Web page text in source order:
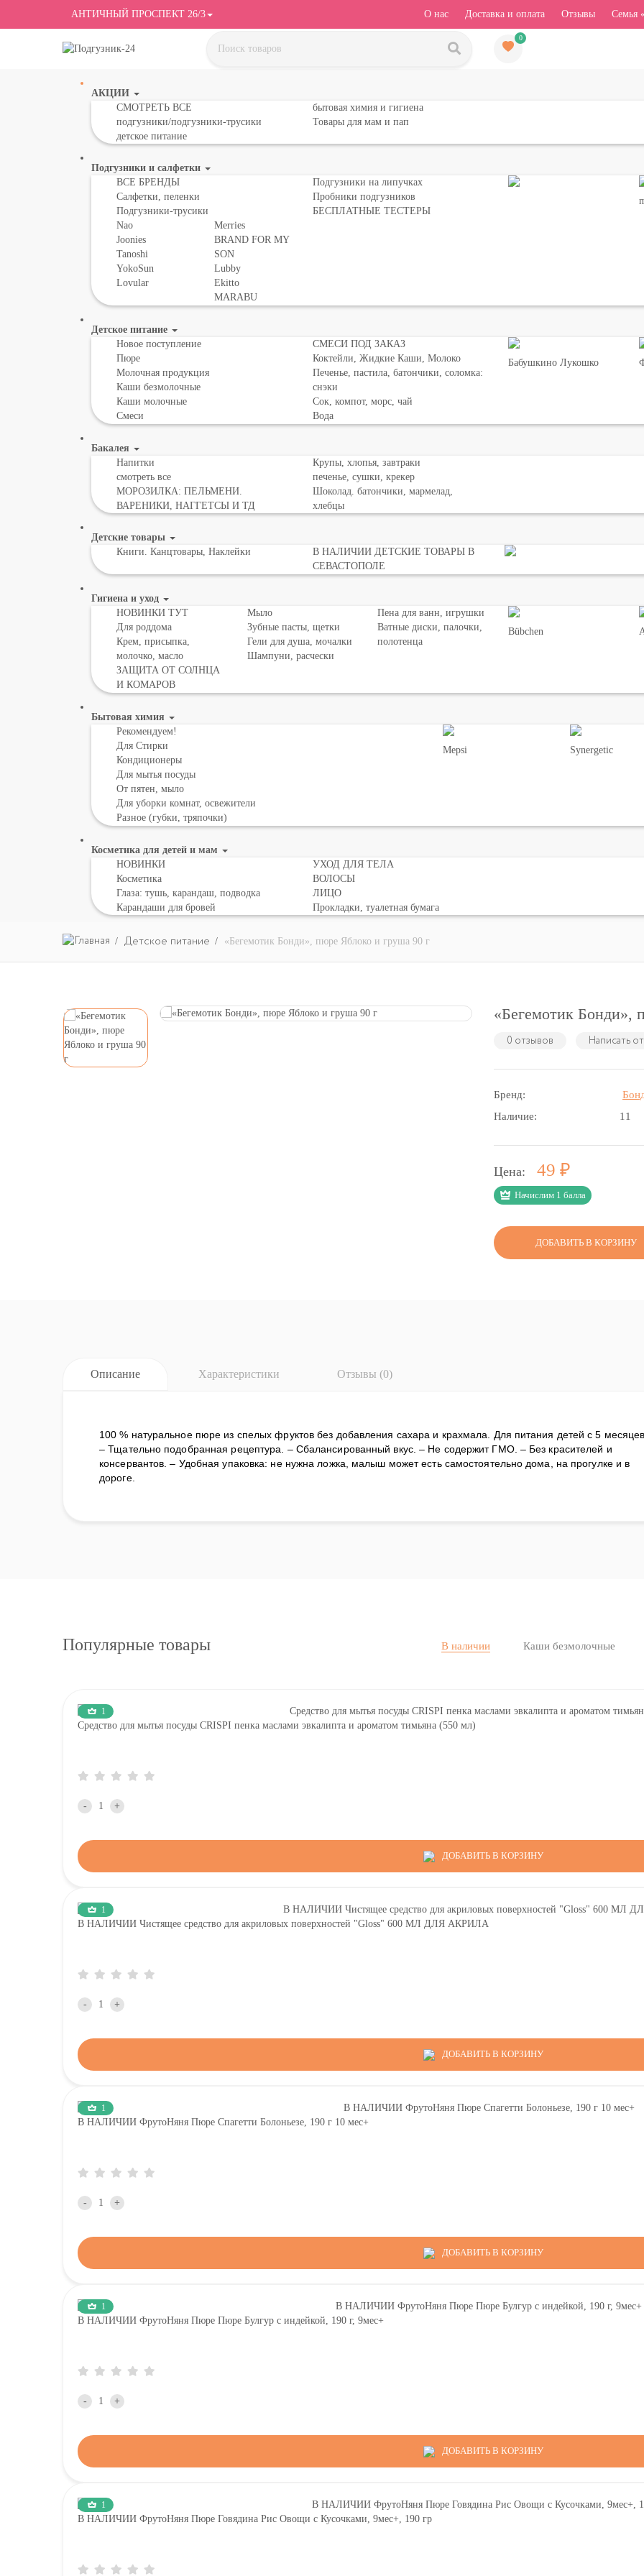
АНТИЧНЫЙ ПРОСПЕКТ 26/3 О нас Доставка и оплата Отзывы Семья
0
АКЦИИ
СМОТРЕТЬ ВСЕ
подгузники/подгузники-трусики
детское питание
бытовая химия и гигиена
Товары для мам и пап
Подгузники и салфетки
ВСЕ БРЕНДЫ
Салфетки, пеленки
Подгузники-трусики
Nao
Joonies
Tanoshi
YokoSun
Lovular
Merries
BRAND FOR MY
SON
Lubby
Ekitto
MARABU
Подгузники на липучках
Пробники подгузников
БЕСПЛАТНЫЕ ТЕСТЕРЫ
Детское питание
Новое поступление
Пюре
Молочная продукция
Каши безмолочные
Каши молочные
Смеси
СМЕСИ ПОД ЗАКАЗ
Коктейли, Жидкие Каши, Молоко
Печенье, пастила, батончики, соломка:
снэки
Сок, компот, морс, чай
Вода
Бабушкино Лукошко
Бакалея
Напитки
смотреть все
МОРОЗИЛКА: ПЕЛЬМЕНИ.
ВАРЕНИКИ, НАГГЕТСЫ И ТД
Крупы, хлопья, завтраки
печенье, сушки, крекер
Шоколад. батончики, мармелад,
хлебцы
Детские товары
Книги. Канцтовары, Наклейки
В НАЛИЧИИ ДЕТСКИЕ ТОВАРЫ В
СЕВАСТОПОЛЕ
Гигиена и уход
НОВИНКИ ТУТ
Для роддома
Крем, присыпка,
молочко, масло
ЗАЩИТА ОТ СОЛНЦА
И КОМАРОВ
Мыло
Зубные пасты, щетки
Гели для душа, мочалки
Шампуни, расчески
Пена для ванн, игрушки
Ватные диски, палочки,
полотенца
Bübchen
Бытовая химия
Рекомендуем!
Для Стирки
Кондиционеры
Для мытья посуды
От пятен, мыло
Для уборки комнат, освежители
Разное (губки, тряпочки)
Mepsi Synergetic
Косметика для детей и мам
НОВИНКИ
Косметика
Глаза: тушь, карандаш, подводка
Карандаши для бровей
УХОД ДЛЯ ТЕЛА
ВОЛОСЫ
ЛИЦО
Прокладки, туалетная бумага
Детское питание «Бегемотик Бонди», пюре Яблоко и груша 90 г
«Бегемотик Бонди»,
0 отзывов Написать
Бренд:
Наличие:
11
Цена: 49
Начислим 1 балла
ДОБАВИТЬ В КОРЗИНУ
Описание Характеристики Отзывы (0)
100 % натуральное пюре из спелых фруктов без добавления сахара и крахмала. Для питания детей с 5
– Тщательно подобранная рецептура. – Сбалансированный вкус. – Не содержит ГМО. – Без красителей и
консервантов. – Удобная упаковка: не нужна ложка, малыш может есть самостоятельно дома, на прогулке и в
дороге.
Популярные товары В наличии Каши безмолочные
1
Средство для мытья посуды CRISPI пенка маслами эвкалипта и ароматом тимьяна (550 мл)
- +
ДОБАВИТЬ В КОРЗИНУ
1
В НАЛИЧИИ Чистящее средство для акриловых поверхностей "Gloss" 600 МЛ ДЛЯ АКРИЛА
- +
ДОБАВИТЬ В КОРЗИНУ
1
В НАЛИЧИИ ФрутоНяня Пюре Спагетти Болоньезе, 190 г 10 мес+
- +
ДОБАВИТЬ В КОРЗИНУ
1
В НАЛИЧИИ ФрутоНяня Пюре Пюре Булгур с индейкой, 190 г, 9мес+
- +
ДОБАВИТЬ В КОРЗИНУ
1
В НАЛИЧИИ ФрутоНяня Пюре Говядина Рис Овощи с Кусочками, 9мес+, 190 гр